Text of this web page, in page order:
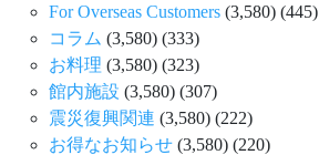
For Overseas Customers (3,580) (445)
コラム (3,580) (333)
お料理 (3,580) (323)
館内施設 (3,580) (307)
震災復興関連 (3,580) (222)
お得なお知らせ (3,580) (220)